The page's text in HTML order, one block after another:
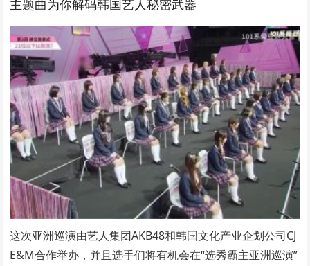
主题曲为你解码韩国艺人秘密武器
这次亚洲巡演由艺人集团AKB48和韩国文化产业企划公司CJ
E&M合作举办，并且选手们将有机会在“选秀霸主亚洲巡演”